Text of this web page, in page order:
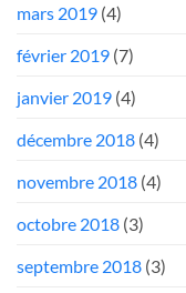
mars 2019 (4)
février 2019 (7)
janvier 2019 (4)
décembre 2018 (4)
novembre 2018 (4)
octobre 2018 (3)
septembre 2018 (3)